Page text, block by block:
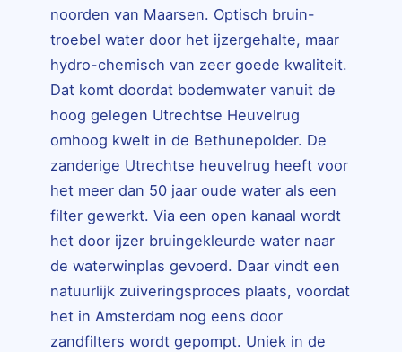
noorden van Maarsen. Optisch bruin-
troebel water door het ijzergehalte, maar
hydro-chemisch van zeer goede kwaliteit.
Dat komt doordat bodemwater vanuit de
hoog gelegen Utrechtse Heuvelrug
omhoog kwelt in de Bethunepolder. De
zanderige Utrechtse heuvelrug heeft voor
het meer dan 50 jaar oude water als een
filter gewerkt. Via een open kanaal wordt
het door ijzer bruingekleurde water naar
de waterwinplas gevoerd. Daar vindt een
natuurlijk zuiveringsproces plaats, voordat
het in Amsterdam nog eens door
zandfilters wordt gepompt. Uniek in de